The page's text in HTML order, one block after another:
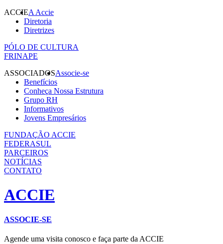
ACCIEA Accie
Diretoria
Diretrizes
PÓLO DE CULTURA
FRINAPE
ASSOCIADOSAssocie-se
Benefícios
Conheça Nossa Estrutura
Grupo RH
Informativos
Jovens Empresários
FUNDAÇÃO ACCIE
FEDERASUL
PARCEIROS
NOTÍCIAS
CONTATO
ACCIE
ASSOCIE-SE
Agende uma visita conosco e faça parte da ACCIE